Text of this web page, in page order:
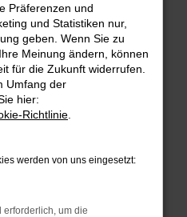
Error
aufgetreten.
dir helfen können:
und deine
wie Werbeblocker,
Seiten
Präferenzen und
und Statistiken nur,
geben. Wenn Sie zu
Meinung ändern, können
für die Zukunft widerrufen.
Umfang der
hier:
Richtlinie
werden von uns eingesetzt:
erforderlich, um die